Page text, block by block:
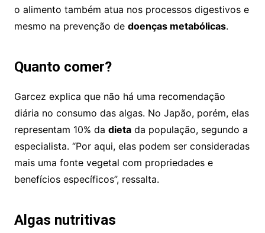
o alimento também atua nos processos digestivos e
mesmo na prevenção de doenças metabólicas.
Quanto comer?
Garcez explica que não há uma recomendação
diária no consumo das algas. No Japão, porém, elas
representam 10% da dietada população, segundo a
especialista. “Por aqui, elas podem ser consideradas
mais uma fonte vegetal com propriedades e
benefícios específicos”, ressalta.
Algas nutritivas